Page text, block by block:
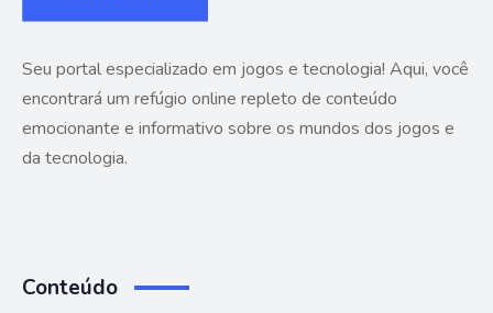
Seu portal especializado em jogos e tecnologia! Aqui, você
encontrará um refúgio online repleto de conteúdo
emocionante e informativo sobre os mundos dos jogos e
da tecnologia.
Conteúdo